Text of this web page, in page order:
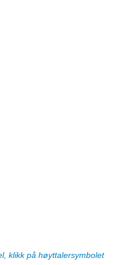
klikk på høyttalersymbolet